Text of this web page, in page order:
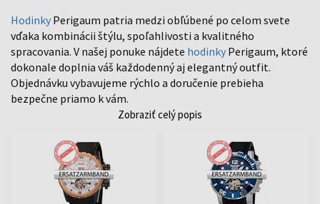
Hodinky Perigaum patria medzi obľúbené po celom svete
vďaka kombinácii štýlu, spoľahlivosti a kvalitného
spracovania. V našej ponuke nájdete hodinky Perigaum, ktoré
dokonale doplnia váš každodenný aj elegantný outfit.
Objednávku vybavujeme rýchlo a doručenie prebieha
bezpečne priamo k vám.
Zobraziť celý popis